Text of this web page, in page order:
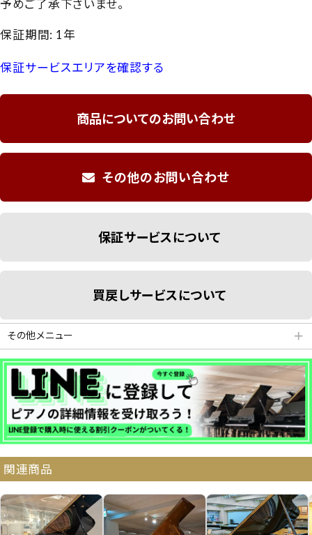
予めご了承下さいませ。
保証期間: 1年
保証サービスエリアを確認する
商品についてのお問い合わせ
その他のお問い合わせ
保証サービスについて
買戻しサービスについて
その他メニュー ＋
分割払いシミュレーション
納品・サービス・消音取付可能エリア
よくある質問 送料について
契約後の流れ 保証サービス
関連商品